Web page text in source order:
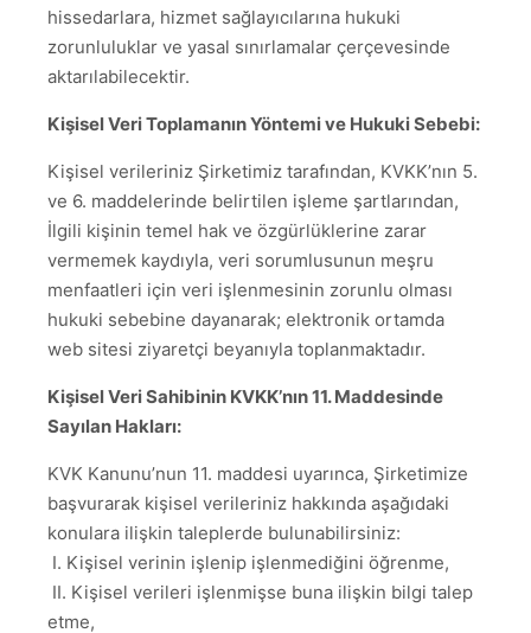
hissedarlara, hizmet sağlayıcılarına hukuki
zorunluluklar ve yasal sınırlamalar çerçevesinde
aktarılabilecektir.
Kişisel Veri Toplamanın Yöntemi ve Hukuki Sebebi:
Kişisel verileriniz Şirketimiz tarafından, KVKK’nın 5.
ve 6. maddelerinde belirtilen işleme şartlarından,
İlgili kişinin temel hak ve özgürlüklerine zarar
vermemek kaydıyla, veri sorumlusunun meşru
menfaatleri için veri işlenmesinin zorunlu olması
hukuki sebebine dayanarak; elektronik ortamda
web sitesi ziyaretçi beyanıyla toplanmaktadır.
Kişisel Veri Sahibinin KVKK’nın 11. Maddesinde
Sayılan Hakları:
KVK Kanunu’nun 11. maddesi uyarınca, Şirketimize
başvurarak kişisel verileriniz hakkında aşağıdaki
konulara ilişkin taleplerde bulunabilirsiniz:
I. Kişisel verinin işlenip işlenmediğini öğrenme,
II. Kişisel verileri işlenmişse buna ilişkin bilgi talep
etme,